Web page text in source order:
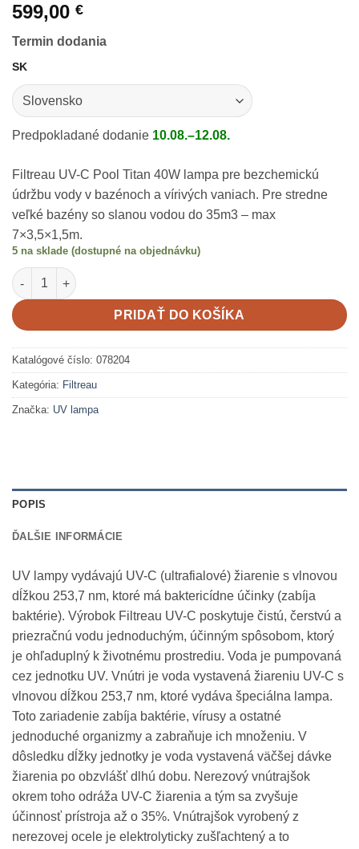
599,00 €
Termin dodania
SK
Predpokladané dodanie 10.08.–12.08.
Filtreau UV-C Pool Titan 40W lampa pre bezchemickú
údržbu vody v bazénoch a vírivých vaniach. Pre stredne
veľké bazény so slanou vodou do 35m3 – max
7×3,5×1,5m.
5 na sklade (dostupné na objednávku)
množstvo Filtreau UV-C Titan 40W
PRIDAŤ DO KOŠÍKA
Katalógové číslo: 078204
Kategória: Filtreau
Značka: UV lampa
POPIS
ĎALŠIE INFORMÁCIE
UV lampy vydávajú UV-C (ultrafialové) žiarenie s vlnovou
dĺžkou 253,7 nm, ktoré má baktericídne účinky (zabíja
baktérie). Výrobok Filtreau UV-C poskytuje čistú, čerstvú a
priezračnú vodu jednoduchým, účinným spôsobom, ktorý
je ohľaduplný k životnému prostrediu. Voda je pumpovaná
cez jednotku UV. Vnútri je voda vystavená žiareniu UV-C s
vlnovou dĺžkou 253,7 nm, ktoré vydáva špeciálna lampa.
Toto zariadenie zabíja baktérie, vírusy a ostatné
jednoduché organizmy a zabraňuje ich množeniu. V
dôsledku dĺžky jednotky je voda vystavená väčšej dávke
žiarenia po obzvlášť dlhú dobu. Nerezový vnútrajšok
okrem toho odráža UV-C žiarenia a tým sa zvyšuje
účinnosť prístroja až o 35%. Vnútrajšok vyrobený z
nerezovej ocele je elektrolyticky zušľachtený a to